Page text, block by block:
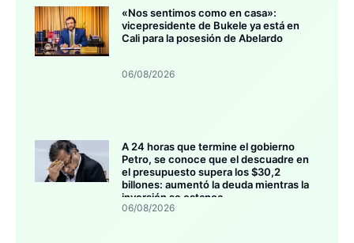
«Nos sentimos como en casa»:
vicepresidente de Bukele ya está en
Cali para la posesión de Abelardo
06/08/2026
A 24 horas que termine el gobierno
Petro, se conoce que el descuadre en
el presupuesto supera los $30,2
billones: aumentó la deuda mientras la
inversión se estanca
06/08/2026